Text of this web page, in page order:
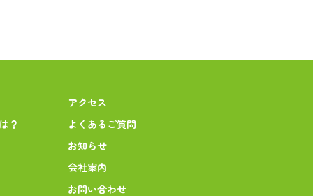
？
アクセス
よくあるご質問
お知らせ
会社案内
お問い合わせ